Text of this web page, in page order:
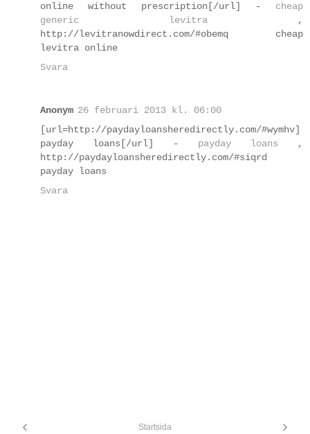
online without prescription[/url] - cheap
generic levitra ,
http://levitranowdirect.com/#obemq cheap
levitra online
Svara
Anonym 26 februari 2013 kl. 06:00
[url=http://paydayloansheredirectly.com/#wymhv]
payday loans[/url] - payday loans ,
http://paydayloansheredirectly.com/#siqrd
payday loans
Svara
‹ ›
Startsida